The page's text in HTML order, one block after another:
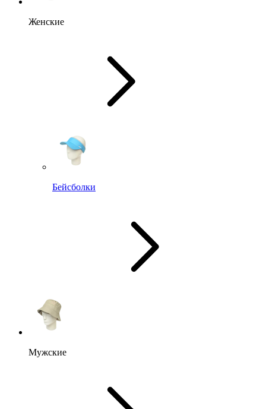
Женские
Бейсболки
Мужские